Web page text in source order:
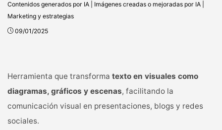
Contenidos generados por IA
Imágenes creadas o mejoradas por IA
Marketing y estrategias
09/01/2025
Herramienta que transformatexto en visuales como
diagramas, gráficos y escenas, facilitando la
comunicación visual en presentaciones, blogs y redes
sociales.